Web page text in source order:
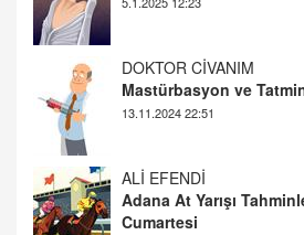
ALİ EFENDİ
Adana At Yarışı
Cumartesi
TUTKUNUN PERİSİ
Sağlıklı Bir Cinsel
Gerekenler